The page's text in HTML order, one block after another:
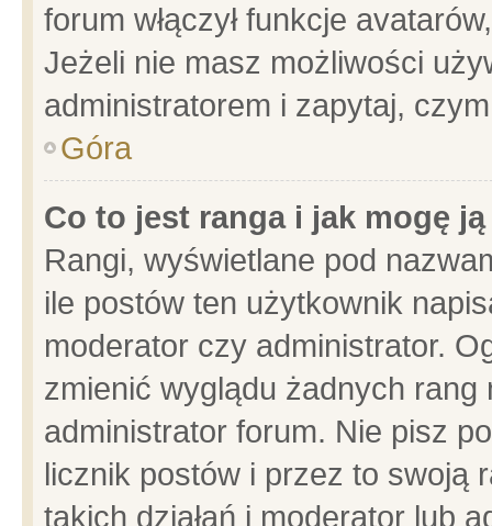
forum włączył funkcje
Jeżeli nie masz możliwości
administratorem i zapytaj,
Góra
Co to jest ranga i jak mogę
Rangi, wyświetlane pod
ile postów ten użytkownik
moderator czy administrator.
zmienić wyglądu żadnych
administrator forum. Nie pisz
licznik postów i przez to swoją
takich działań i moderator lub